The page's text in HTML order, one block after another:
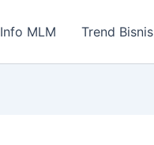
Info MLM Trend Bisnis